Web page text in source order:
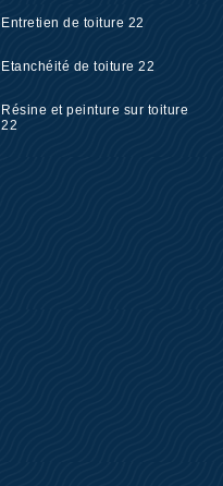
Entretien de toiture 22
Etanchéité de toiture 22
Résine et peinture sur toiture
22